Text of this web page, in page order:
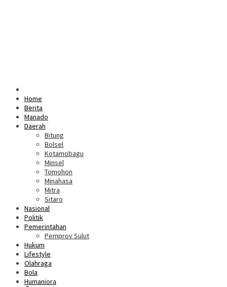
Home
Berita
Manado
Daerah
Bitung
Bolsel
Kotamobagu
Minsel
Tomohon
Minahasa
Mitra
Sitaro
Nasional
Politik
Pemerintahan
Pemprov Sulut
Hukum
Lifestyle
Olahraga
Bola
Humaniora